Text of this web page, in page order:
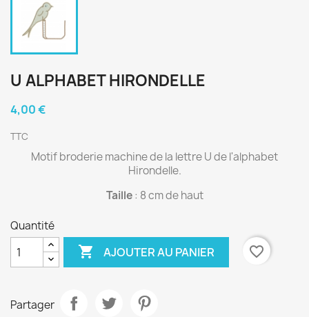
U ALPHABET HIRONDELLE
4,00 €
TTC
Motif broderie machine de la lettre U de l'alphabet
Hirondelle.
Taille: 8 cm de haut
Quantité
 AJOUTER AU PANIER favorite_border
Partager